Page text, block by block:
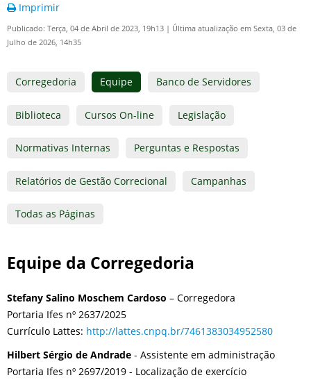
Imprimir
Publicado: Terça, 04 de Abril de 2023, 19h13 | Última atualização em Sexta, 03 de
Julho de 2026, 14h35
Corregedoria Equipe Banco de Servidores
Biblioteca Cursos On-line Legislação
Normativas Internas Perguntas e Respostas
Relatórios de Gestão Correcional Campanhas
Todas as Páginas
Equipe da Corregedoria
Stefany Salino Moschem Cardoso – Corregedora
Portaria Ifes nº 2637/2025
Currículo Lattes: http://lattes.cnpq.br/7461383034952580
Hilbert Sérgio de Andrade - Assistente em administração
Portaria Ifes nº 2697/2019 - Localização de exercício